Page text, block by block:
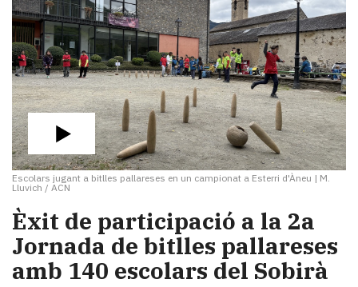
Escolars jugant a bitlles pallareses en un campionat a Esterri d'Àneu | M.
Lluvich / ACN
Èxit de participació a la 2a
Jornada de bitlles pallareses
amb 140 escolars del Sobirà